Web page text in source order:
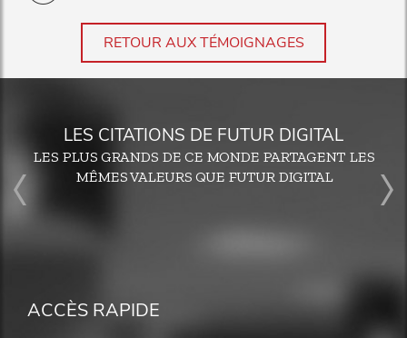
RETOUR AUX TÉMOIGNAGES
LES CITATIONS DE FUTUR DIGITAL
LES PLUS GRANDS DE CE MONDE PARTAGENT LES
MÊMES VALEURS QUE FUTUR DIGITAL
ACCÈS RAPIDE